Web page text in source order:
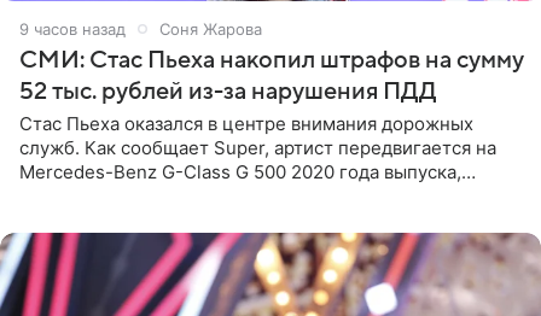
9 часов назад Соня Жарова
СМИ: Стас Пьеха накопил штрафов на сумму
52 тыс. рублей из-за нарушения ПДД
Стас Пьеха оказался в центре внимания дорожных
служб. Как сообщает Super, артист передвигается на
Mercedes-Benz G-Class G 500 2020 года выпуска,